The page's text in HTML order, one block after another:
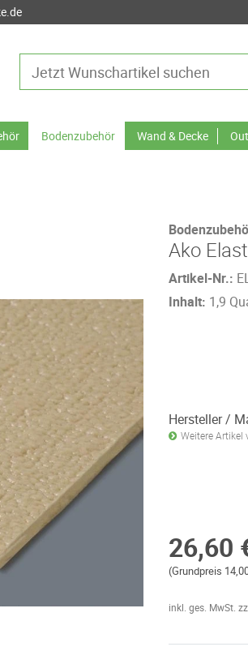
Bodenzubehör Wand & Decke
Ako
Artikel-Nr.:
Inhalt: 1,9
Hersteller /
Weitere Artikel
26,60
(Grundpreis
inkl. ges. MwSt.